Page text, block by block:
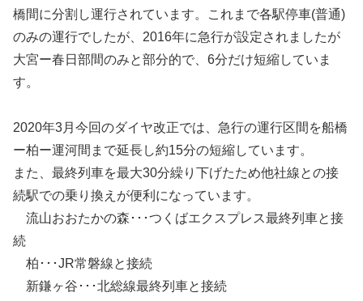
橋間に分割し運行されています。これまで各駅停車(普通)
のみの運行でしたが、2016年に急行が設定されましたが
大宮ー春日部間のみと部分的で、6分だけ短縮していま
す。
2020年3月今回のダイヤ改正では、急行の運行区間を船橋
ー柏ー運河間まで延長し約15分の短縮しています。
また、最終列車を最大30分繰り下げたため他社線との接
続駅での乗り換えが便利になっています。
流山おおたかの森･･･つくばエクスプレス最終列車と接
続
柏･･･JR常磐線と接続
新鎌ヶ谷･･･北総線最終列車と接続